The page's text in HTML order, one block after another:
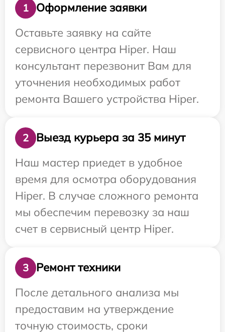
1
Оформление заявки
Оставьте заявку на сайте
сервисного центра Hiper. Наш
консультант перезвонит Вам для
уточнения необходимых работ
ремонта Вашего устройства Hiper.
2
Выезд курьера за 35 минут
Наш мастер приедет в удобное
время для осмотра оборудования
Hiper. В случае сложного ремонта
мы обеспечим перевозку за наш
счет в сервисный центр Hiper.
3
Ремонт техники
После детального анализа мы
предоставим на утверждение
точную стоимость, сроки